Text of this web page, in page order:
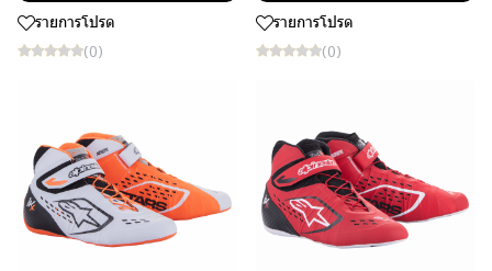
รายการโปรด
(0)
รายการโปรด
(0)